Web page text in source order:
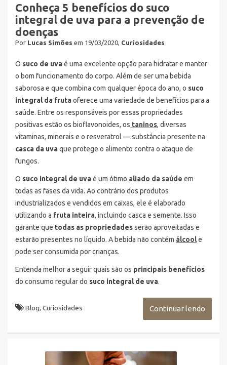
Conheça 5 benefícios do suco
integral de uva para a prevenção de
doenças
Por Lucas Simões em 19/03/2020, Curiosidades
O suco de uvaé uma excelente opção para hidratar e manter
o bom funcionamento do corpo. Além de ser uma bebida
saborosa e que combina com qualquer época do ano, o suco
integral da frutaoferece uma variedade de benefícios para a
saúde. Entre os responsáveis por essas propriedades
positivas estão os bioflavonoides, os taninos, diversas
vitaminas, minerais e o resveratrol — substância presente na
casca da uvaque protege o alimento contra o ataque de
fungos.
O suco integral de uvaé um ótimo aliado da saúde em
todas as fases da vida. Ao contrário dos produtos
industrializados e vendidos em caixas, ele é elaborado
utilizando a fruta inteira, incluindo casca e semente. Isso
garante que todas as propriedadesserão aproveitadas e
estarão presentes no líquido. A bebida não contém álcoole
pode ser consumida por crianças.
Entenda melhor a seguir quais são os principais benefícios
do consumo regular do suco integral de uva.
Continuar lendo
Blog, Curiosidades